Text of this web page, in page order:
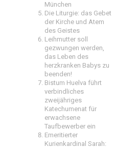
München
Die Liturgie: das Gebet
der Kirche und Atem
des Geistes
Leihmutter soll
gezwungen werden,
das Leben des
herzkranken Babys zu
beenden!
Bistum Huelva führt
verbindliches
zweijähriges
Katechumenat für
erwachsene
Taufbewerber ein
Emeritierter
Kurienkardinal Sarah: